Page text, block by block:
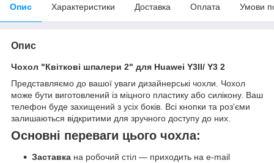
Опис Характеристики Доставка Оплата Умови
Опис
Чохол "Квіткові шпалери 2" для Huawei Y3II/ Y3 2
Представляємо до вашої уваги дизайнерські чохли. Чохол
може бути виготовлений із міцного пластику або силікону. Ваш
телефон буде захищений з усіх боків. Всі кнопки та роз'єми
залишаються відкритими для зручного доступу до них.
Основні переваги цього чохла:
Заставка на робочий стіл — приходить на e-mail